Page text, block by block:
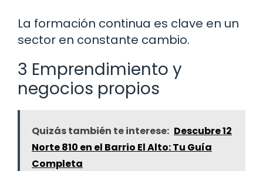
La formación continua es clave en un
sector en constante cambio.
3 Emprendimiento y
negocios propios
Quizás también te interese: Descubre 12
Norte 810 en el Barrio El Alto: Tu Guía
Completa